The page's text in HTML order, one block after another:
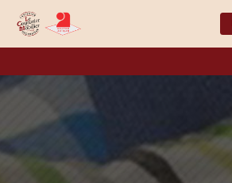
contenu
principal